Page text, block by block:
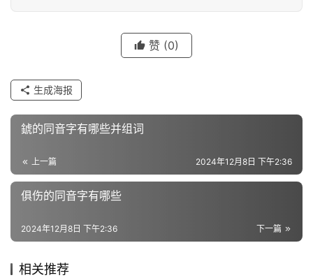
词
义
词
拼
音
赞 (0)
生成海报
錿的同音字有哪些并组词
上一篇 2024年12月8日 下午2:36
俱伤的同音字有哪些
下一篇
2024年12月8日 下午2:36
相关推荐